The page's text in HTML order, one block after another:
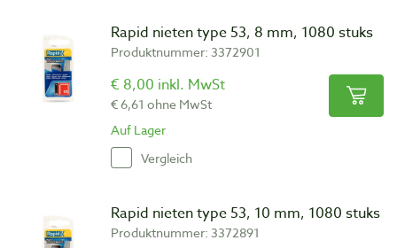
Rapid nieten type 53, 8 mm, 1080 stuks
Produktnummer: 3372901
€ 8,00 inkl. MwSt
€ 6,61 ohne MwSt
Auf Lager
Vergleich
Rapid nieten type 53, 10 mm, 1080 stuks
Produktnummer: 3372891